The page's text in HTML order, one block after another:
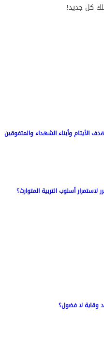
كل جديد!
الأيتام وأبناء الشهداء والمتفوقين
أسلوب التربية المتوارث؟
وقاية لا فضول؟